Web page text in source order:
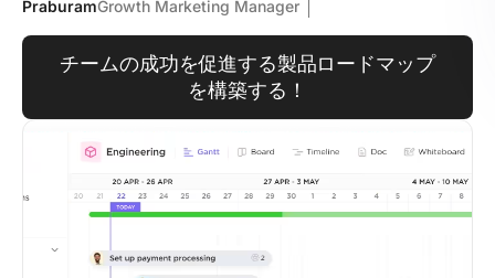
PraburamGrowth Marketing Manager
チームの成功を促進する製品ロードマップ
を構築する！